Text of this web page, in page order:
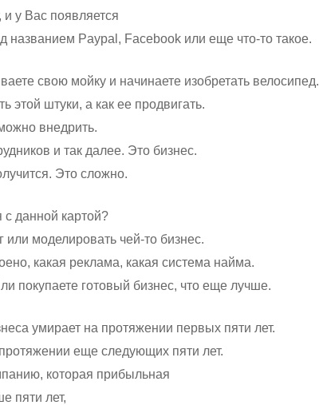
и у Вас появляется
названием Paypal, Facebook или еще что-то такое.
свою мойку и начинаете изобретать велосипед.
этой штуки, а как ее продвигать.
внедрить.
и так далее. Это бизнес.
Это сложно.
данной картой?
моделировать чей-то бизнес.
какая реклама, какая система найма.
покупаете готовый бизнес, что еще лучше.
умирает на протяжении первых пяти лет.
еще следующих пяти лет.
которая прибыльная
пяти лет,